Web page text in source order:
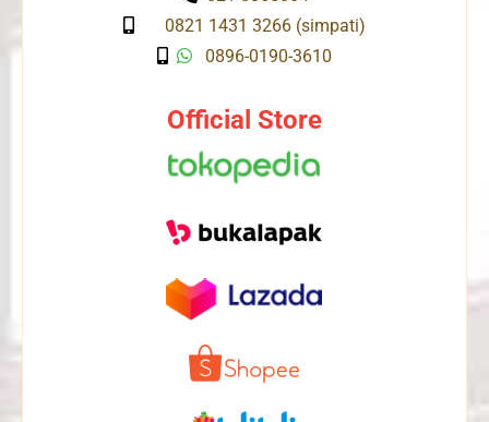
0821 1431 3266 (simpati)
0896-0190-3610
Official Store